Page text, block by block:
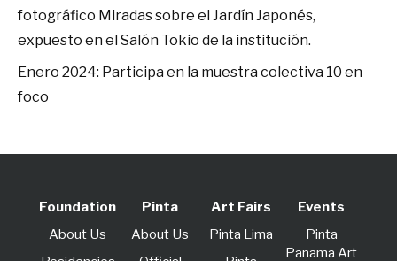
fotográfico Miradas sobre el Jardín Japonés,
expuesto en el Salón Tokio de la institución.
Enero 2024: Participa en la muestra colectiva 10 en
foco
Foundation
About Us
Pinta
About Us
Art Fairs
Pinta Lima
Events
Pinta
Panama Art